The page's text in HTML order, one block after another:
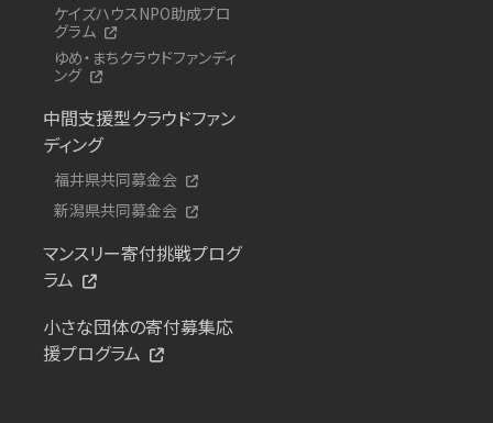
ケイズハウスNPO助成プロ
グラム
ゆめ・まちクラウドファンディ
ング
中間支援型クラウドファン
ディング
福井県共同募金会
新潟県共同募金会
マンスリー寄付挑戦プログ
ラム
小さな団体の寄付募集応
援プログラム